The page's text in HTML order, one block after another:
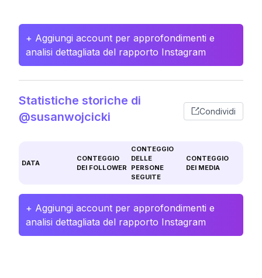
+ Aggiungi account per approfondimenti e
analisi dettagliata del rapporto Instagram
Statistiche storiche di
@susanwojcicki
Condividi
DATA
CONTEGGIO
DEI FOLLOWER
CONTEGGIO
DELLE
PERSONE
SEGUITE
CONTEGGIO
DEI MEDIA
+ Aggiungi account per approfondimenti e
analisi dettagliata del rapporto Instagram